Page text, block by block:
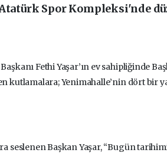
Spor Kompleksi'nde
Fethi Yaşar’ın ev sahipliğinde
kutlamalara; Yenimahalle’nin dört bir
seslenen Başkan Yaşar, “Bugün